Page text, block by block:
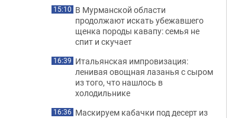
15:10 В Мурманской области
продолжают искать убежавшего
щенка породы кавапу: семья не
спит и скучает
16:39 Итальянская импровизация:
ленивая овощная лазанья с сыром
из того, что нашлось в
холодильнике
16:36 Маскируем кабачки под десерт из